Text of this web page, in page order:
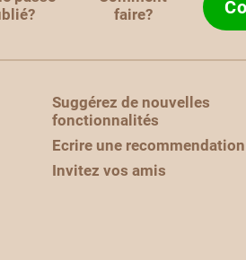
faire?
Suggérez de nouvelles
fonctionnalités
Ecrire une recommendation
Invitez vos amis